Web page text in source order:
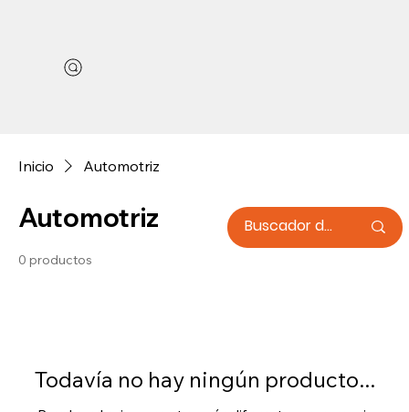
Inicio Automotriz
Automotriz
0 productos
Todavía no hay ningún producto...